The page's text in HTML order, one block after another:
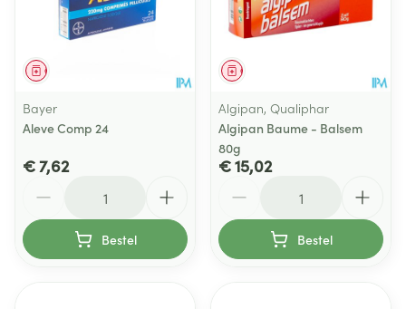
Geneesmiddel
Bayer
Aleve Comp 24
€ 7,62
Bestel
Geneesmiddel
Algipan, Qualiphar
Algipan Baume - Balsem
80g
€ 15,02
Bestel